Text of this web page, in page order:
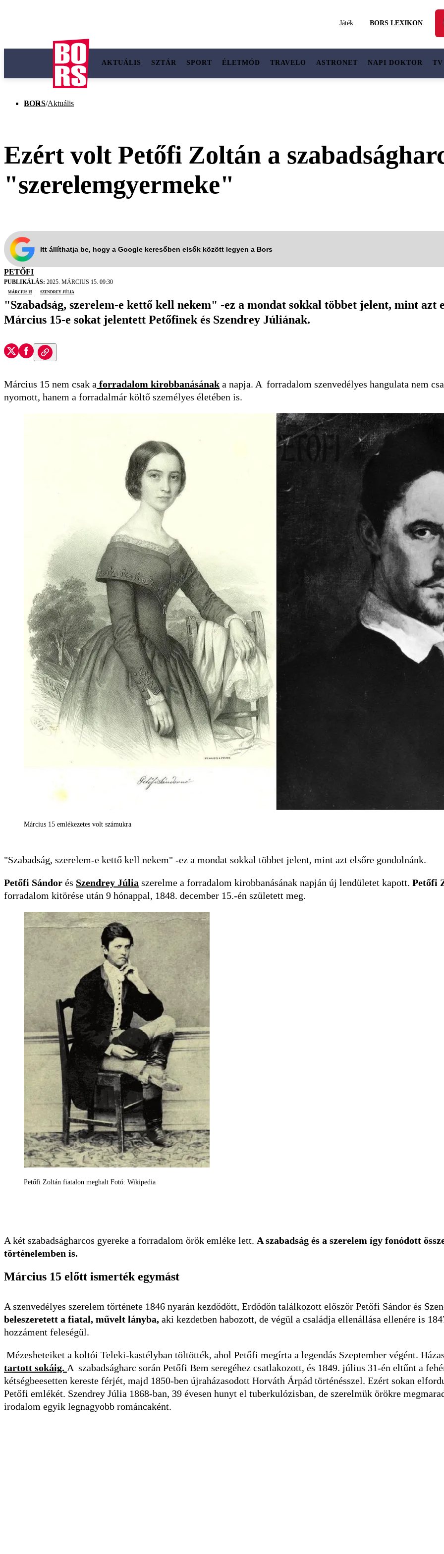
Játék BORS LEXIKON
AKTUÁLIS SZTÁR SPORT ÉLETMÓD TRAVELO ASTRONET NAPI DOKTOR TV
BORS/Aktuális
Ezért volt Petőfi Zoltán a
"szerelemgyermeke"
Itt állíthatja be, hogy a Google keresőben elsők között legyen a Bors
PETŐFI
PUBLIKÁLÁS: 2025. MÁRCIUS 15. 09:30
március 15
Szendrey Júlia
"Szabadság, szerelem-e kettő kell nekem" -ez a mondat sokkal többet jelent, mint azt
Március 15-e sokat jelentett Petőfinek és Szendrey Júliának.
Március 15 nem csak a forradalom kirobbanásának a napja. A forradalom szenvedélyes hangulata nem
nyomott, hanem a forradalmár költő személyes életében is.
Március 15 emlékezetes volt számukra
"Szabadság, szerelem-e kettő kell nekem" -ez a mondat sokkal többet jelent, mint azt elsőre gondolnánk.
Petőfi Sándor és Szendrey Júlia szerelme a forradalom kirobbanásának napján új lendületet kapott. Petőfi
forradalom kitörése után 9 hónappal, 1848. december 15.-én született meg.
Petőfi Zoltán fiatalon meghalt Fotó: Wikipedia
A két szabadságharcos gyereke a forradalom örök emléke lett. A szabadság és a szerelem így fonódott
történelemben is.
Március 15 előtt ismerték egymást
A szenvedélyes szerelem története 1846 nyarán kezdődött, Erdődön találkozott először Petőfi Sándor és
beleszeretett a fiatal, művelt lányba, aki kezdetben habozott, de végül a családja ellenállása ellenére is
hozzáment feleségül.
Mézesheteiket a koltói Teleki-kastélyban töltötték, ahol Petőfi megírta a legendás Szeptember végént.
tartott sokáig. A szabadságharc során Petőfi Bem seregéhez csatlakozott, és 1849. július 31-én eltűnt a
kétségbeesetten kereste férjét, majd 1850-ben újraházasodott Horváth Árpád történésszel. Ezért sokan
Petőfi emlékét. Szendrey Júlia 1868-ban, 39 évesen hunyt el tuberkulózisban, de szerelmük örökre
irodalom egyik legnagyobb románcaként.